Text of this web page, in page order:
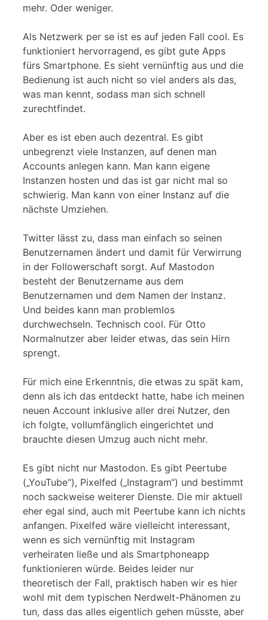
mehr. Oder weniger.
Als Netzwerk per se ist es auf jeden Fall cool. Es
funktioniert hervorragend, es gibt gute Apps
fürs Smartphone. Es sieht vernünftig aus und die
Bedienung ist auch nicht so viel anders als das,
was man kennt, sodass man sich schnell
zurechtfindet.
Aber es ist eben auch dezentral. Es gibt
unbegrenzt viele Instanzen, auf denen man
Accounts anlegen kann. Man kann eigene
Instanzen hosten und das ist gar nicht mal so
schwierig. Man kann von einer Instanz auf die
nächste Umziehen.
Twitter lässt zu, dass man einfach so seinen
Benutzernamen ändert und damit für Verwirrung
in der Followerschaft sorgt. Auf Mastodon
besteht der Benutzername aus dem
Benutzernamen und dem Namen der Instanz.
Und beides kann man problemlos
durchwechseln. Technisch cool. Für Otto
Normalnutzer aber leider etwas, das sein Hirn
sprengt.
Für mich eine Erkenntnis, die etwas zu spät kam,
denn als ich das entdeckt hatte, habe ich meinen
neuen Account inklusive aller drei Nutzer, den
ich folgte, vollumfänglich eingerichtet und
brauchte diesen Umzug auch nicht mehr.
Es gibt nicht nur Mastodon. Es gibt Peertube
(„YouTube“), Pixelfed („Instagram“) und bestimmt
noch sackweise weiterer Dienste. Die mir aktuell
eher egal sind, auch mit Peertube kann ich nichts
anfangen. Pixelfed wäre vielleicht interessant,
wenn es sich vernünftig mit Instagram
verheiraten ließe und als Smartphoneapp
funktionieren würde. Beides leider nur
theoretisch der Fall, praktisch haben wir es hier
wohl mit dem typischen Nerdwelt-Phänomen zu
tun, dass das alles eigentlich gehen müsste, aber